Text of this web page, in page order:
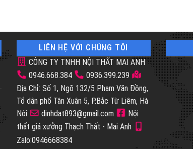
LIÊN HỆ VỚI CHÚNG TÔI
CÔNG TY TNHH NỘI THẤT MAI ANH
0946.668.384
0936.399.239
Địa Chỉ: Số 1, Ngõ 132/5 Phạm Văn Đồng,
Tổ dân phố Tân Xuân 5, P.Bắc Từ Liêm, Hà
Nội
dinhdat893@gmail.com
Nội
thất giá xưởng Thạch Thất - Mai Anh
Zalo:0946668384